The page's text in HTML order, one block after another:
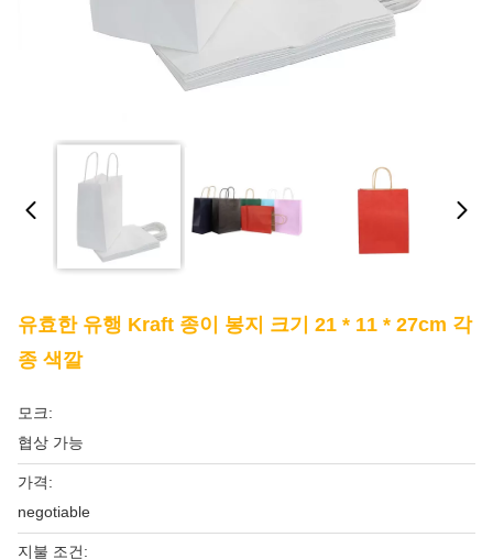
유효한 유행 Kraft 종이 봉지 크기 21 * 11 * 27cm 각
종 색깔
모크:
협상 가능
가격:
negotiable
지불 조건: